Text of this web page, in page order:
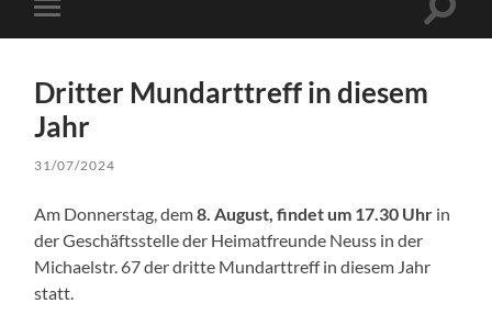
Mobile-
Menü
Dritter Mundarttreff in diesem
Jahr
31/07/2024
Am Donnerstag, dem8. August, findet um 17.30 Uhr in
der Geschäftsstelle der Heimatfreunde Neuss in der
Michaelstr. 67 der dritte Mundarttreff in diesem Jahr
statt.